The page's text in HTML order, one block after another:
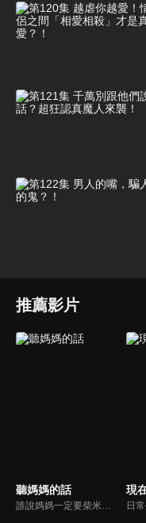
推薦影片
聽媽媽的話 現